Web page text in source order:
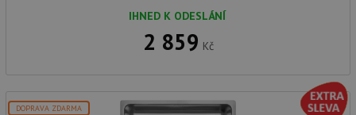
IHNED K ODESLÁNÍ
2 859 Kč
DOPRAVA ZDARMA